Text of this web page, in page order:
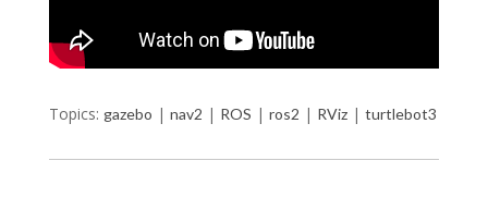
Topics: gazebo | nav2 | ROS | ros2 | RViz| turtlebot3